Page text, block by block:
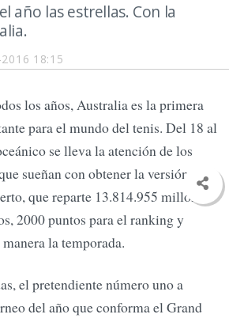
18:15
año las estrellas. Con la
los años, Australia es la primera
para el mundo del tenis. Del 18 al
se lleva la atención de los
sueñan con obtener la versión
que reparte 13.814.955 millones
2000 puntos para el ranking y
la temporada.
el pretendiente número uno a
del año que conforma el Grand